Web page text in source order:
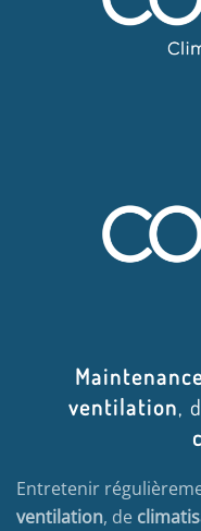
ventilation,
Entretenir
ventilation, de